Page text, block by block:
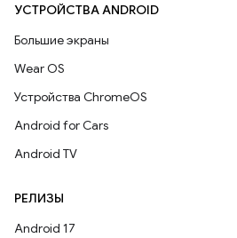
УСТРОЙСТВА ANDROID
Большие экраны
Wear OS
Устройства ChromeOS
Android for Cars
Android TV
РЕЛИЗЫ
Android 17